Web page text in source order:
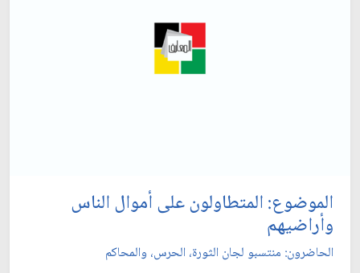
الموضوع: المتطاولون على أموال الناس
وأراضيهم‏
الحاضرون: منتسبو لجان الثورة، الحرس، والمحاكم‏